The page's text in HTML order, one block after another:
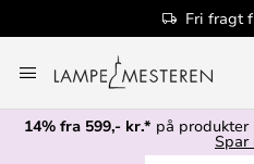
Fri fragt
to
Content
14% fra 599,- kr.* på produkter
Spar